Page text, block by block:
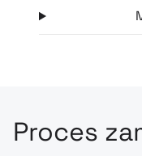
Proces